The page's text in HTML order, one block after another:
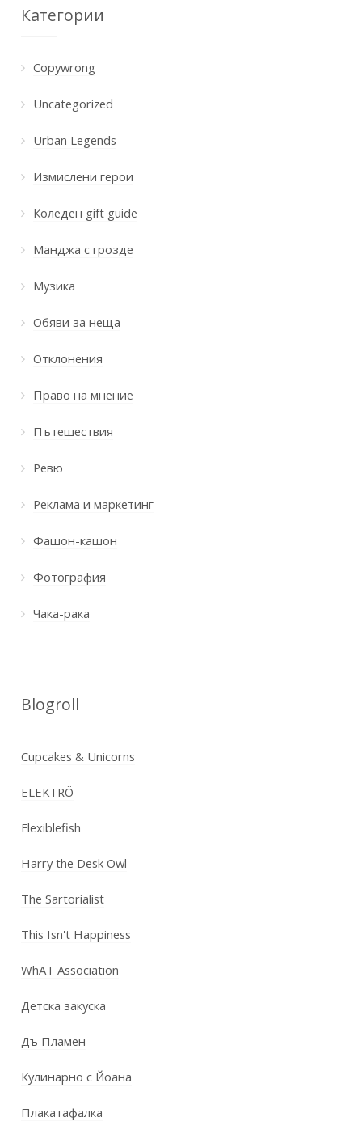
Категории
Copywrong
Uncategorized
Urban Legends
Измислени герои
Коледен gift guide
Манджа с грозде
Музика
Обяви за неща
Отклонения
Право на мнение
Пътешествия
Ревю
Реклама и маркетинг
Фашон-кашон
Фотография
Чака-рака
Blogroll
Cupcakes & Unicorns
ELEKTRÖ
Flexiblefish
Harry the Desk Owl
The Sartorialist
This Isn't Happiness
WhAT Association
Детска закуска
Дъ Пламен
Кулинарно с Йоана
Плакатафалка